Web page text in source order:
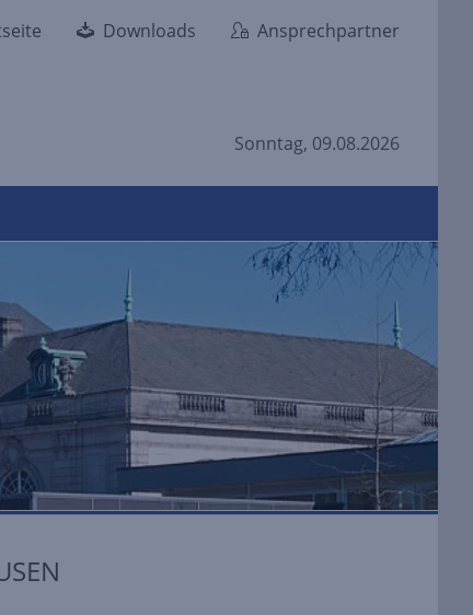
Downloads Ansprechpartner
Sonntag, 09.08.2026